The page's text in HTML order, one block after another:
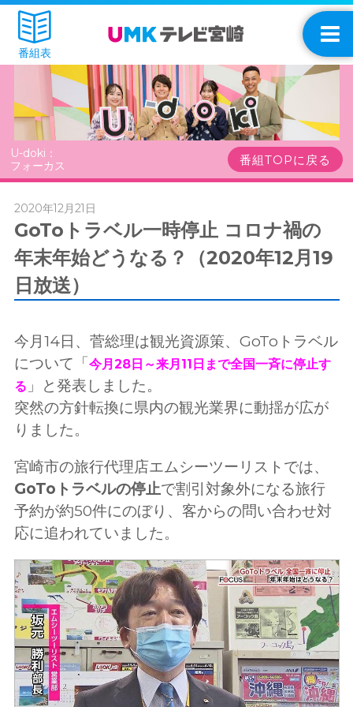
番組表
U-doki：
フォーカス
番組TOPに戻る
2020年12月21日
GoToトラベル一時停止 コロナ禍の
年末年始どうなる？（2020年12月19
日放送）
今月14日、菅総理は観光資源策、GoToトラベル
について「今月28日～来月11日まで全国一斉に停止す
る 」と発表しました。
突然の方針転換に県内の観光業界に動揺が広が
りました。
宮崎市の旅行代理店エムシーツーリストでは、
GoToトラベルの停止で割引対象外になる旅行
予約が約50件にのぼり、客からの問い合わせ対
応に追われていました。